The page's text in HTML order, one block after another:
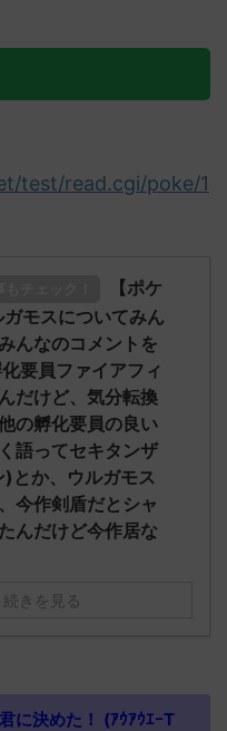
test/read.cgi/poke/1
【ポケ
モスについてみん
んなのコメントを
要員ファイアフィ
だけど、気分転換
の孵化要員の良い
語ってセキタンザ
とか、ウルガモス
今作剣盾だとシャ
んだけど今作居な
続きを見る
に決めた！ (ｱｳｱｳｴｰT